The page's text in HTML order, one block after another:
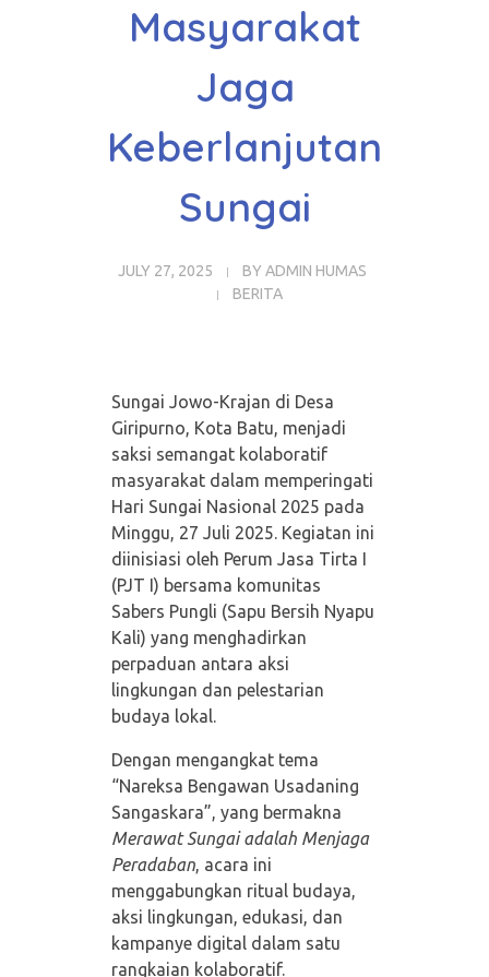
Masyarakat
Jaga
Keberlanjutan
Sungai
JULY 27, 2025 BY ADMIN HUMAS
BERITA
Sungai Jowo-Krajan di Desa
Giripurno, Kota Batu, menjadi
saksi semangat kolaboratif
masyarakat dalam memperingati
Hari Sungai Nasional 2025 pada
Minggu, 27 Juli 2025. Kegiatan ini
diinisiasi oleh Perum Jasa Tirta I
(PJT I) bersama komunitas
Sabers Pungli (Sapu Bersih Nyapu
Kali) yang menghadirkan
perpaduan antara aksi
lingkungan dan pelestarian
budaya lokal.
Dengan mengangkat tema
“Nareksa Bengawan Usadaning
Sangaskara”, yang bermakna
Merawat Sungai adalah Menjaga
Peradaban, acara ini
menggabungkan ritual budaya,
aksi lingkungan, edukasi, dan
kampanye digital dalam satu
rangkaian kolaboratif.